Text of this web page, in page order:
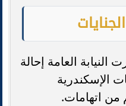
النيابة العامة إحالة
الإسكندرية
من اتهامات.